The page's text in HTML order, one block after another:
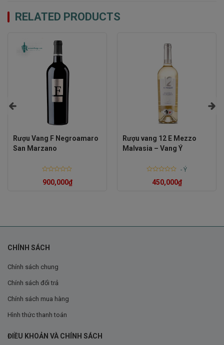
RELATED PRODUCTS
Rượu Vang F Negroamaro
San Marzano
Rated
0
900,000₫
Rượu vang 12 E Mezzo
Malvasia – Vang Ý
Rated
- Ý
450,000₫
CHÍNH SÁCH
Chính sách chung
Chính sách đổi trả
Chính sách mua hàng
Hình thức thanh toán
ĐIỀU KHOẢN VÀ CHÍNH SÁCH